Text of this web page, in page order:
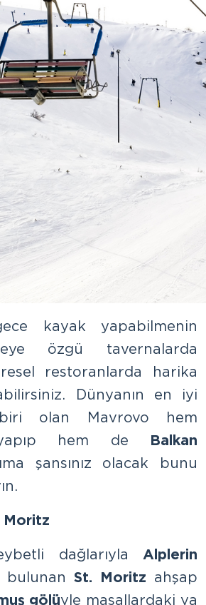
kayak yapabilmenin
özgü tavernalarda
restoranlarda harika
Dünyanın en iyi
olan Mavrovo hem
hem de Balkan
şansınız olacak bunu
dağlarıyla Alplerin
bulunan St. Moritz ahşap
gölüyle masallardaki ya